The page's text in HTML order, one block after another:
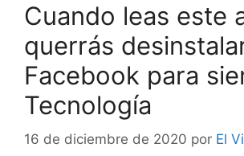
Cuando leas este
querrás
Facebook para
Tecnología
16 de diciembre de 2020 por El